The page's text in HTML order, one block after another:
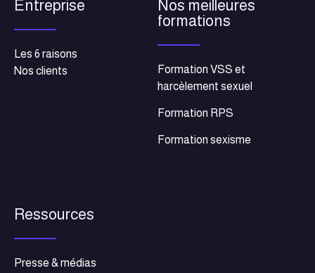
Entreprise
Les 6 raisons
Nos clients
Nos meilleures
formations
Formation VSS et
harcèlement sexuel
Formation RPS
Formation sexisme
Ressources
Presse & médias